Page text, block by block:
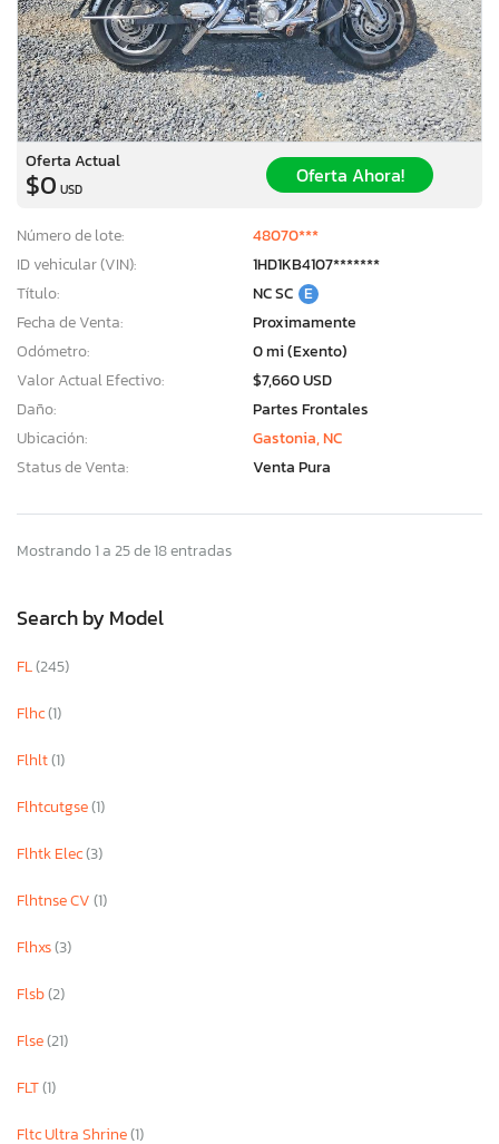
Oferta Actual
$0 USD
Oferta Ahora!
Número de lote:
48070***
ID vehicular (VIN):
1HD1KB4107*******
Título:
NC SC E
Fecha de Venta:
Proximamente
Odómetro:
0 mi (Exento)
Valor Actual Efectivo:
$7,660 USD
Daño:
Partes Frontales
Ubicación:
Gastonia, NC
Status de Venta:
Venta Pura
Mostrando 1 a 25 de 18 entradas
Search by Model
FL(245)
Flhc(1)
Flhlt(1)
Flhtcutgse(1)
Flhtk Elec(3)
Flhtnse CV(1)
Flhxs(3)
Flsb(2)
Flse(21)
FLT(1)
Fltc Ultra Shrine(1)